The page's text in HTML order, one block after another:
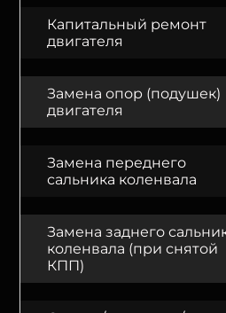
Капитальный ремонт
двигателя
Замена опор (подушек)
двигателя
Замена переднего
сальника коленвала
Замена заднего
коленвала (при снятой
КПП)